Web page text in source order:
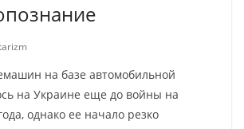
на базе автомобильной
на Украине еще до войны на
однако ее начало резко